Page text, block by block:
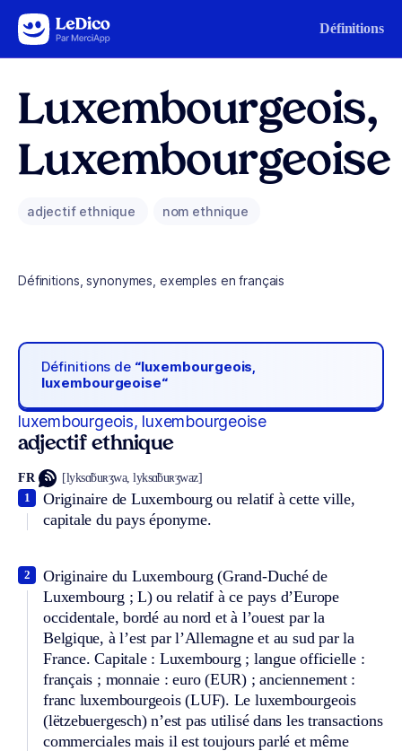
Aller au contenu Définitions
Luxembourgeois,
Luxembourgeoise
adjectif ethnique nom ethnique
Définitions, synonymes, exemples en français
Définitions de “luxembourgeois,
luxembourgeoise“
luxembourgeois, luxembourgeoise
adjectif ethnique
FR [lyksɑ̃buʀʒwa, lyksɑ̃buʀʒwaz]
Originaire de Luxembourg ou relatif à cette ville,
capitale du pays éponyme.
1
Originaire du Luxembourg (Grand-Duché de
Luxembourg ; L) ou relatif à ce pays d’Europe
occidentale, bordé au nord et à l’ouest par la
Belgique, à l’est par l’Allemagne et au sud par la
France. Capitale : Luxembourg ; langue officielle :
français ; monnaie : euro (EUR) ; anciennement :
franc luxembourgeois (LUF). Le luxembourgeois
(lëtzebuergesch) n’est pas utilisé dans les transactions
commerciales mais il est toujours parlé et même
2